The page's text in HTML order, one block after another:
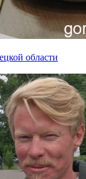
области